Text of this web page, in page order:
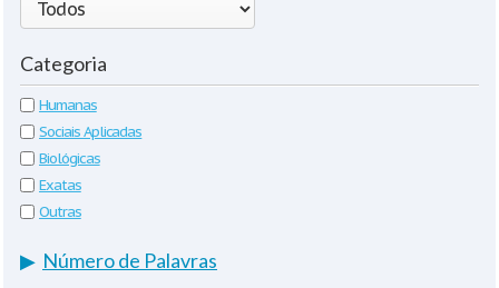
Categoria
Humanas
Sociais Aplicadas
Biológicas
Exatas
Outras
▶ Número de Palavras